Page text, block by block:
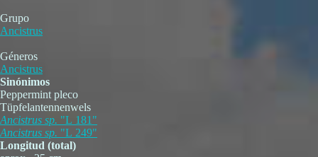
Grupo
Ancistrus
Géneros
Ancistrus
Sinónimos
Peppermint pleco
Tüpfelantennenwels
Ancistrus sp. "L 181"
Ancistrus sp. "L 249"
Longitud (total)